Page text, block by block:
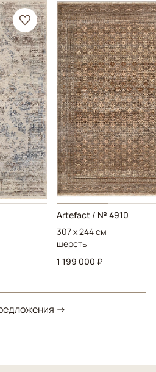
Artefact / № 4910
307 x 244 см
шерсть
1 199 000 ₽
→